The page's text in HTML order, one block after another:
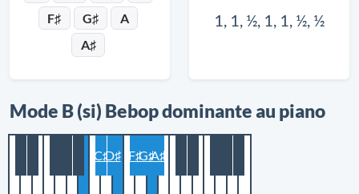
F♯
G♯
A
A♯
1, 1, ½, 1, 1, ½, ½
Mode B (si) Bebop dominante au piano
C♯D♯ F♯G♯A♯